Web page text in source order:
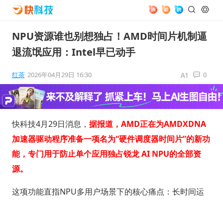
NPU资源谁也别想独占！AMD时间片机制逼
退流氓应用：Intel早已动手
红茶 2026年04月29日 16:30 0
快科技4月29日消息， 据报道，AMD正在为AMDXDNA
加速器驱动程序准备一项名为“硬件调度器时间片”的新功
能，专门用于防止单个应用独占锐龙 AI NPU的全部资
源。
这项功能直指NPU多用户场景下的核心痛点：长时间运